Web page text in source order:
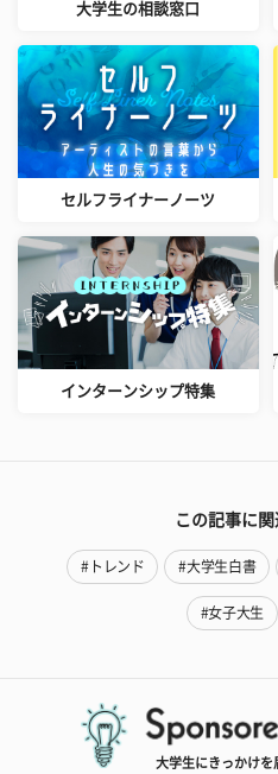
大学生の相談窓口
セルフライナーノーツ
インターンシップ特集
この記事に
#トレンド #大学生白書
#女子大生
大学生にきっかけを